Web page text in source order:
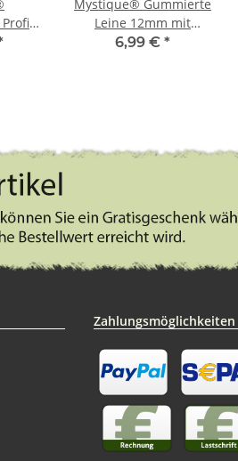
Mystique® Gummierte
Leine 12mm mit
Handschlaufe Standard
6,99 € *
Zahlungsmöglichkeiten